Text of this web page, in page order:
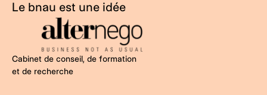
Le bnau est une idée
Cabinet de conseil, de formation
et de recherche